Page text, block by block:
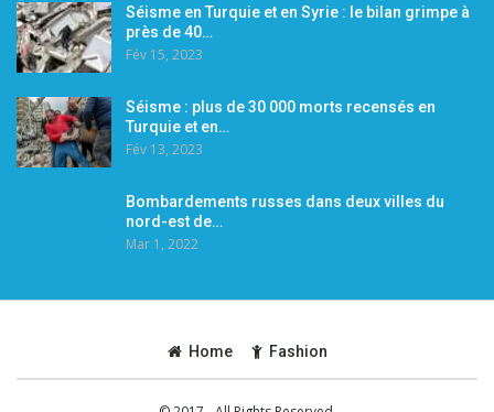
Séisme en Turquie et en Syrie : le bilan grimpe à
près de 40…
Fév 15, 2023
Séisme : plus de 30 000 morts recensés en
Turquie et en…
Fév 13, 2023
Bombardements russes dans deux villes du
nord-est de…
Mar 1, 2022
Home Fashion